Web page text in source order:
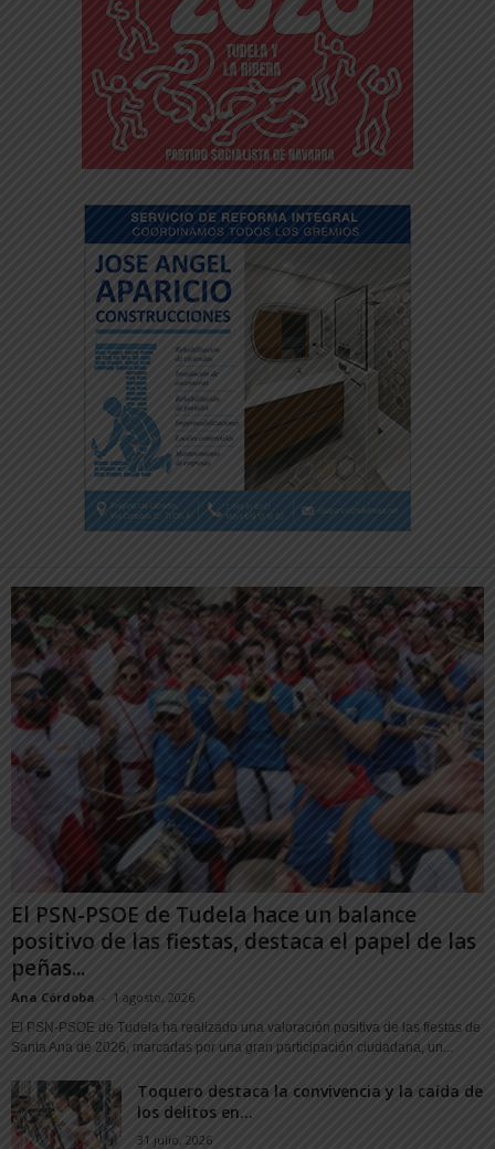
El PSN-PSOE de Tudela hace un balance
positivo de las fiestas, destaca el papel de las
peñas...
Ana Córdoba - 1 agosto, 2026
El PSN-PSOE de Tudela ha realizado una valoración positiva de las fiestas de
Santa Ana de 2026, marcadas por una gran participación ciudadana, un...
Toquero destaca la convivencia y la caída de
los delitos en...
31 julio, 2026